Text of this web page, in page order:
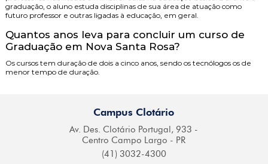
graduação, o aluno estuda disciplinas de sua área de atuação como
futuro professor e outras ligadas à educação, em geral.
Quantos anos leva para concluir um curso de
Graduação em Nova Santa Rosa?
Os cursos tem duração de dois a cinco anos, sendo os tecnólogos os de
menor tempo de duração.
Campus Clotário
Av. Des. Clotário Portugal, 933 -
Centro Campo Largo - PR
(41) 3032-4300